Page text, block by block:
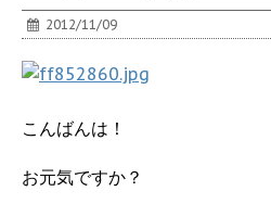
2012/11/09
こんばんは！
お元気ですか？